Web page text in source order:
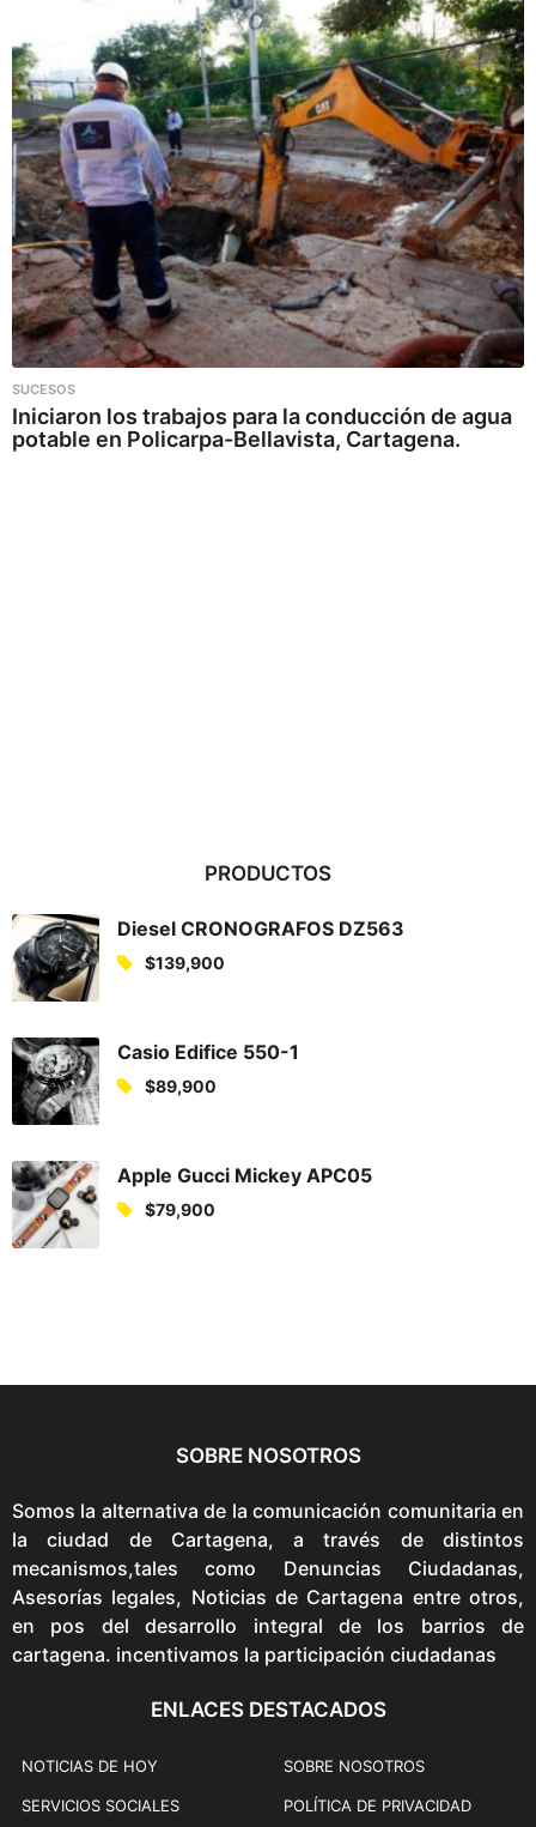
SUCESOS
Iniciaron los trabajos para la conducción de agua
potable en Policarpa-Bellavista, Cartagena.
PRODUCTOS
Diesel CRONOGRAFOS DZ563
$139,900
Casio Edifice 550-1
$89,900
Apple Gucci Mickey APC05
$79,900
SOBRE NOSOTROS
Somos la alternativa de la comunicación comunitaria en
la ciudad de Cartagena, a través de distintos
mecanismos,tales como Denuncias Ciudadanas,
Asesorías legales, Noticias de Cartagena entre otros,
en pos del desarrollo integral de los barrios de
cartagena. incentivamos la participación ciudadanas
ENLACES DESTACADOS
NOTICIAS DE HOY
SERVICIOS SOCIALES
SOBRE NOSOTROS
POLÍTICA DE PRIVACIDAD